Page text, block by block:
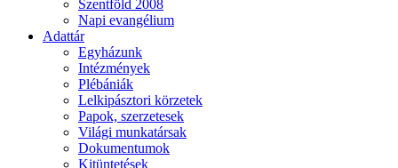
Szentföld 2008
Napi evangélium
Adattár
Egyházunk
Intézmények
Plébániák
Lelkipásztori körzetek
Papok, szerzetesek
Világi munkatársak
Dokumentumok
Kitüntetések